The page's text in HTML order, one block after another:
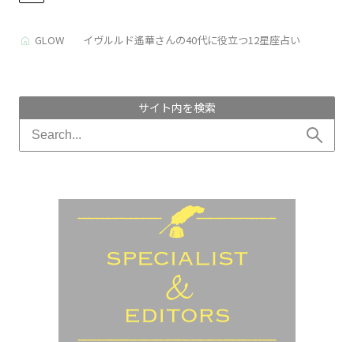
GLOW イヴルルド遙華さんの40代に役立つ12星座占い
サイト内を検索